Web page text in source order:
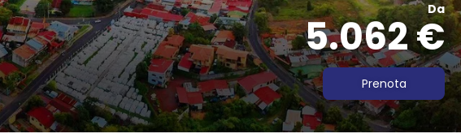
Da
5.062 €
Prenota